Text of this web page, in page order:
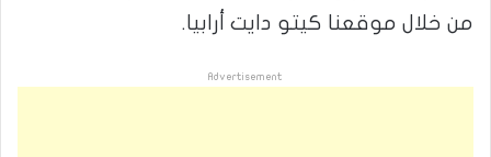
من خلال موقعنا كيتو دايت أرابيا.
Advertisement